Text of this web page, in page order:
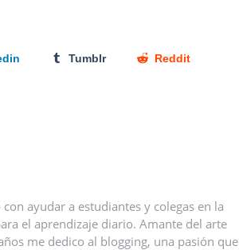
Tumblr Reddit
ayudar a estudiantes y colegas en la
el aprendizaje diario. Amante del arte
me dedico al blogging, una pasión que